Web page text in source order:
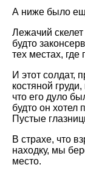
А ниже было
Лежачий
будто
тех местах,
И этот солдат,
костяной
что его дуло
будто он хотел
Пустые
В страхе, что
находку, мы
место.